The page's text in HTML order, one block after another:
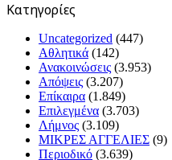
Kατηγορίες
Uncategorized (447)
Αθλητικά (142)
Ανακοινώσεις (3.953)
Απόψεις (3.207)
Επίκαιρα (1.849)
Επιλεγμένα (3.703)
Λήμνος (3.109)
ΜΙΚΡΕΣ ΑΓΓΕΛΙΕΣ (9)
Περιοδικό (3.639)